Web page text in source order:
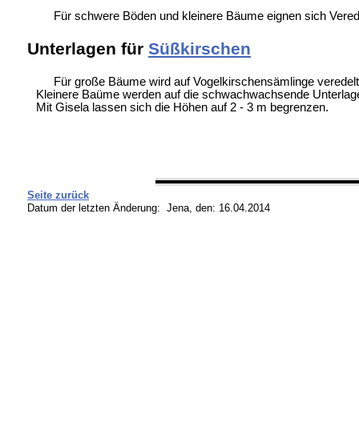
Für schwere Böden und kleinere Bäume eignen sich
Unterlagen für Süßkirschen
Für große Bäume wird auf Vogelkirschensämlinge
Kleinere Baüme werden auf die schwachwachsende
Mit Gisela lassen sich die Höhen auf 2 - 3 m begrenzen.
Seite zurück
Datum der letzten Änderung: Jena, den: 16.04.2014